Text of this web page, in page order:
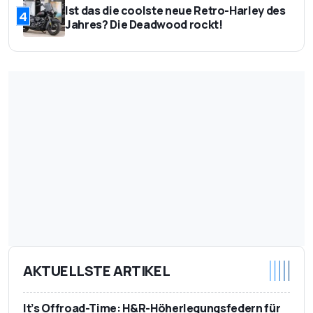
4
Ist das die coolste neue Retro-Harley des
Jahres? Die Deadwood rockt!
AKTUELLSTE ARTIKEL
It’s Offroad-Time: H&R-Höherlegungsfedern für